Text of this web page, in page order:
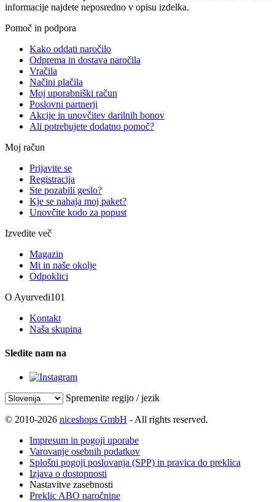
informacije najdete neposredno v opisu izdelka.
Pomoč in podpora
Kako oddati naročilo
Odprema in dostava naročila
Vračila
Načini plačila
Moj uporabniški račun
Poslovni partnerji
Akcije in unovčitev darilnih bonov
Ali potrebujete dodatno pomoč?
Moj račun
Prijavite se
Registracija
Ste pozabili geslo?
Kje se nahaja moj paket?
Unovčite kodo za popust
Izvedite več
Magazin
Mi in naše okolje
Odpoklici
O Ayurvedi101
Kontakt
Naša skupina
Sledite nam na
Spremenite regijo / jezik
© 2010-2026 niceshops GmbH - All rights reserved.
Impresum in pogoji uporabe
Varovanje osebnih podatkov
Splošni pogoji poslovanja (SPP) in pravica do preklica
Izjava o dostopnosti
Nastavitve zasebnosti
Preklic ABO naročnine